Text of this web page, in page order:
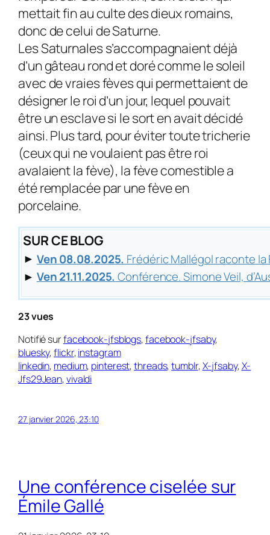
mettait fin au culte des dieux romains,
donc de celui de Saturne.
Les Saturnales s’accompagnaient déjà
d’un gâteau rond et doré comme le soleil
avec de vraies fèves qui permettaient de
désigner le roi d’un jour, lequel pouvait
être un esclave si le sort en avait décidé
ainsi. Plus tard, pour éviter toute tricherie
(ceux qui ne voulaient pas être roi
avalaient la fève), la fève comestible a
été remplacée par une fève en
porcelaine.
SUR CE BLOG
► Ven 08.08.2025. Frédéric Mallégol raconte
► Ven 21.11.2025. Conférence. Simone Veil,
23 vues
Notifié surfacebook-jfsblogs,facebook-jfsaby,
bluesky,flickr,instagram
linkedin, medium, pinterest,threads,tumblr,X-jfsaby,X-
Jfs29Jean,vivaldi
27 janvier 2026, 23:10
Une conférence ciselée sur
Émile Gallé